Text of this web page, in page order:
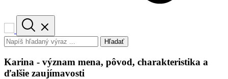
Hľadať
Karina - význam mena, pôvod, charakteristika a
ďalšie zaujímavosti